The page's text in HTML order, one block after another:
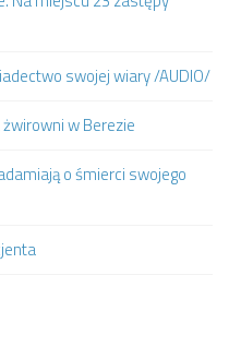
swojej wiary /AUDIO/
w Berezie
o śmierci swojego